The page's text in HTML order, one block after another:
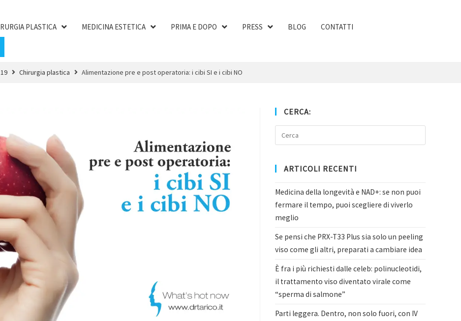
PLASTICA MEDICINA ESTETICA PRIMA E DOPO PRESS BLOG CONTATTI
19 Chirurgia plastica Alimentazione pre e post operatoria: i cibi SI e i cibi NO
CERCA:
ARTICOLI RECENTI
Medicina della longevità e NAD+: se non puoi
fermare il tempo, puoi scegliere di viverlo
meglio
Se pensi che PRX-T33 Plus sia solo un peeling
viso come gli altri, preparati a cambiare idea
È fra i più richiesti dalle celeb: polinucleotidi,
il trattamento viso diventato virale come
“sperma di salmone”
Parti leggera. Dentro, non solo fuori, con IV